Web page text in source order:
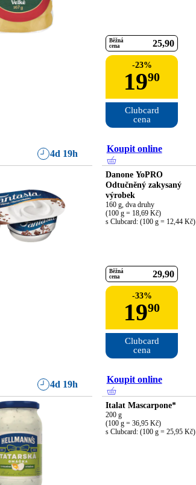
Běžná
cena
25 90
-23%
1990
Clubcard
cena
4d 19h Koupit online
Danone YoPRO
Odtučněný zakysaný
výrobek
160 g, dva druhy
(100 g = 18,69 Kč)
s Clubcard: (100 g = 12,44 Kč)
Běžná
cena
29 90
-33%
1990
Clubcard
cena
4d 19h Koupit online
Italat Mascarpone*
200 g
(100 g = 36,95 Kč)
s Clubcard: (100 g = 25,95 Kč)